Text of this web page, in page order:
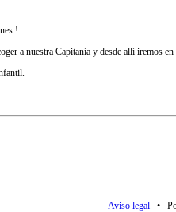
!
a nuestra Capitanía y desde allí iremos
Aviso legal•